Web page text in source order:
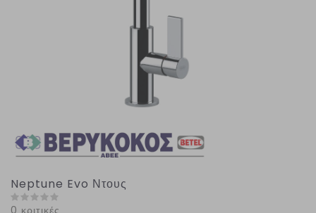
Neptune Evo Ντους